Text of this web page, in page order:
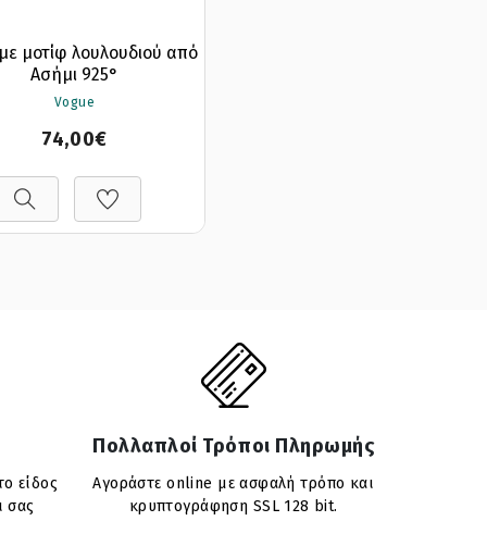
με μοτίφ λουλουδιού από
Ασήμι 925°
Vogue
74,00€
είδος
σας
Πολλαπλοί Τρόποι Πληρωμής
Αγοράστε online με ασφαλή τρόπο και
κρυπτογράφηση SSL 128 bit.